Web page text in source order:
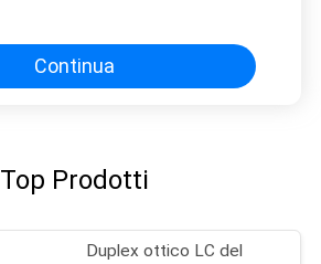
Continua
Top Prodotti
Duplex ottico LC del